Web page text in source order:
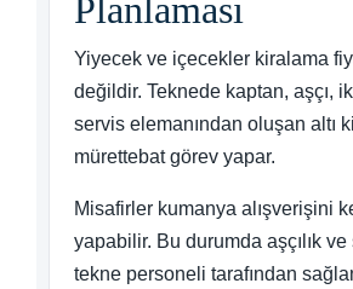
Planlaması
Yiyecek ve içecekler kiralama
değildir. Teknede kaptan, aşçı,
servis elemanından oluşan altı
mürettebat görev yapar.
Misafirler kumanya alışverişini
yapabilir. Bu durumda aşçılık
tekne personeli tarafından